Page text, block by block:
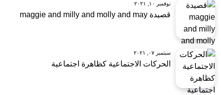
نوفمبر ١٠, ٢٠٢١
قصيدة maggie and milly and molly and may
سبتمبر ٠٧, ٢٠٢١
الحركات الاجتماعية كظاهرة اجتماعية